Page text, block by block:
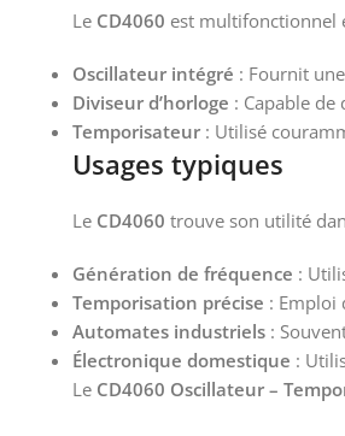
Le CD4060 est multifonctionnel
Oscillateur intégré : Fournit
Diviseur d’horloge : Capable
Temporisateur : Utilisé
Usages typiques
Le CD4060 trouve son utilité
Génération de fréquence :
Temporisation précise : Emploi
Automates industriels :
Électronique domestique :
Le CD4060 Oscillateur –